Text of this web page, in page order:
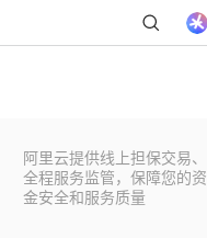
阿里云提供线上担保交易、
全程服务监管，保障您的资
金安全和服务质量